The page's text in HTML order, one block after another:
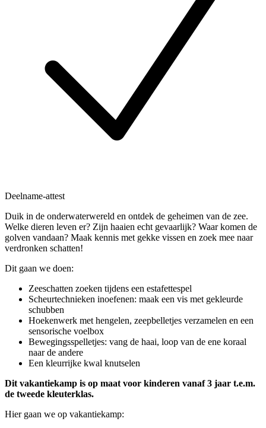
Deelname-attest
Duik in de onderwaterwereld en ontdek de geheimen van de zee.
Welke dieren leven er? Zijn haaien echt gevaarlijk? Waar komen de
golven vandaan? Maak kennis met gekke vissen en zoek mee naar
verdronken schatten!
Dit gaan we doen:
Zeeschatten zoeken tijdens een estafettespel
Scheurtechnieken inoefenen: maak een vis met gekleurde
schubben
Hoekenwerk met hengelen, zeepbelletjes verzamelen en een
sensorische voelbox
Bewegingsspelletjes: vang de haai, loop van de ene koraal
naar de andere
Een kleurrijke kwal knutselen
Dit vakantiekamp is op maat voor kinderen vanaf 3 jaar t.e.m.
de tweede kleuterklas.
Hier gaan we op vakantiekamp: